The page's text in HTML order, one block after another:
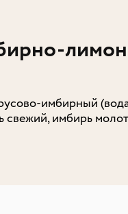
имбирный
имбирь